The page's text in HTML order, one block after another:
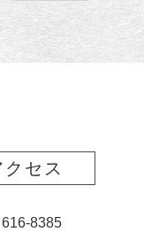
ト
ー
クセス
616-8385